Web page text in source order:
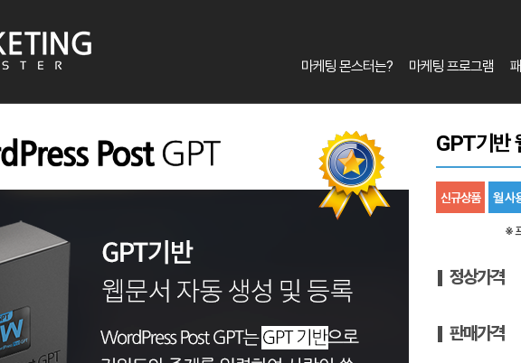
마케팅 몬스터는? 마케팅 프로그램
GPT기반
신규상품 월 사
※
정상가격
판매가격